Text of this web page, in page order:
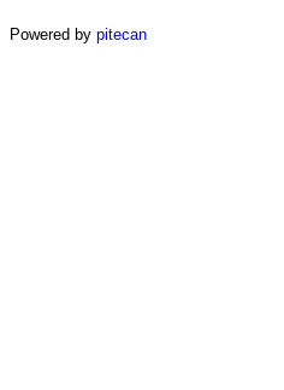
Powered by pitecan